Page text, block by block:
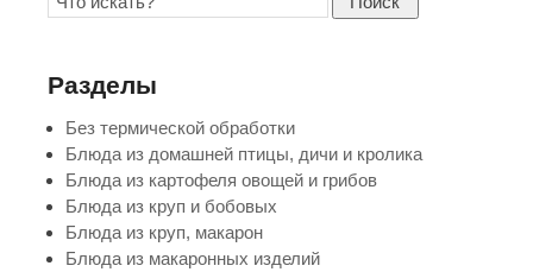
Разделы
Без термической обработки
Блюда из домашней птицы, дичи и кролика
Блюда из картофеля овощей и грибов
Блюда из круп и бобовых
Блюда из круп, макарон
Блюда из макаронных изделий